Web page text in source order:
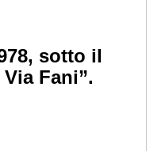
sotto il
Fani”.